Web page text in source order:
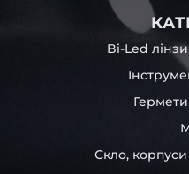
Bi-Led
Скло,